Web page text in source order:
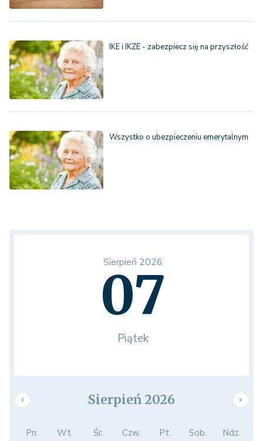
IKE i IKZE - zabezpiecz się na przyszłość
Wszystko o ubezpieczeniu emerytalnym
Sierpień 2026
07
Piątek
Sierpień 2026
Pn. Wt. Śr. Czw. Pt. Sob. Ndz.